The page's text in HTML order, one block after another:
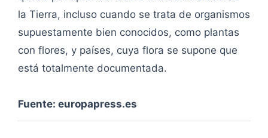
la Tierra, incluso cuando se trata de organismos
supuestamente bien conocidos, como plantas
con flores, y países, cuya flora se supone que
está totalmente documentada.
Fuente: europapress.es